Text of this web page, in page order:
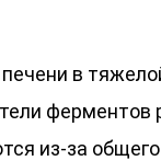
в
ферментов
из-за